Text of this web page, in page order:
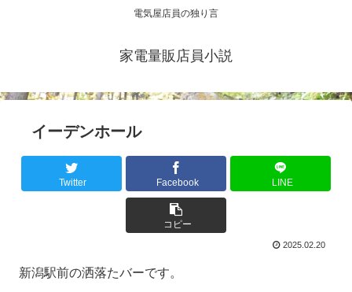
電気屋店員の独り言
家電量販店員小説
イーデンホール
Twitter Facebook LINE
コピー
2025.02.20
新潟駅前の洒落たバーです。